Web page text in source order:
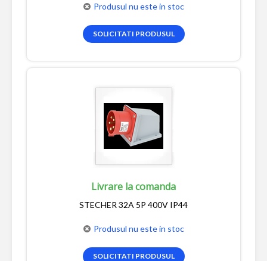
Produsul nu este in stoc
SOLICITATI PRODUSUL
Livrare la comanda
STECHER 32A 5P 400V IP44
Produsul nu este in stoc
SOLICITATI PRODUSUL